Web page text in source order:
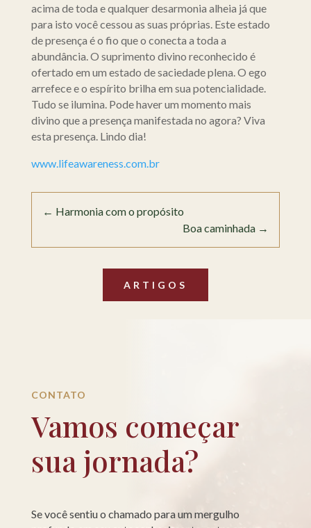
acima de toda e qualquer desarmonia alheia já que
para isto você cessou as suas próprias. Este estado
de presença é o fio que o conecta a toda a
abundância. O suprimento divino reconhecido é
ofertado em um estado de saciedade plena. O ego
arrefece e o espírito brilha em sua potencialidade.
Tudo se ilumina. Pode haver um momento mais
divino que a presença manifestada no agora? Viva
esta presença. Lindo dia!
www.lifeawareness.com.br
← Harmonia com o propósito
Boa caminhada →
ARTIGOS
CONTATO
Vamos começar
sua jornada?
Se você sentiu o chamado para um mergulho